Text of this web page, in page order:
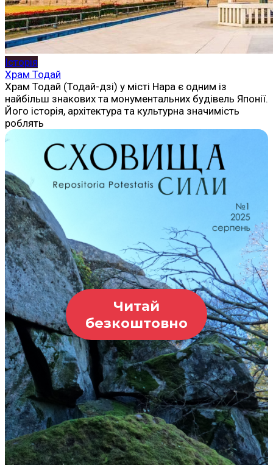
Історія
Храм Тодай
Храм Тодай (Тодай-дзі) у місті Нара є одним із
найбільш знакових та монументальних будівель Японії.
Його історія, архітектура та культурна значимість
роблять
Читай
безкоштовно